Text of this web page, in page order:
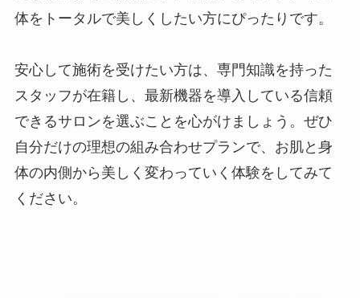
体をトータルで美しくしたい方にぴったりです。
安心して施術を受けたい方は、専門知識を持った
スタッフが在籍し、最新機器を導入している信頼
できるサロンを選ぶことを心がけましょう。ぜひ
自分だけの理想の組み合わせプランで、お肌と身
体の内側から美しく変わっていく体験をしてみて
ください。